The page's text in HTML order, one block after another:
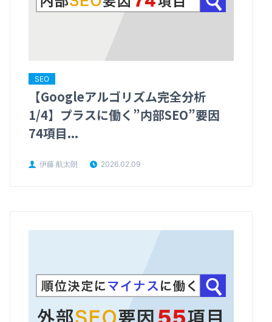
SEO
【Googleアルゴリズム完全分析
1/4】プラスに働く”内部SEO”要因
74項目...
伊藤 航太朗 2026.02.09